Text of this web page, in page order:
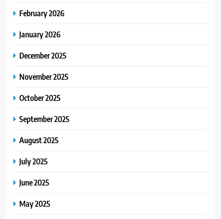
February 2026
January 2026
December 2025
November 2025
October 2025
September 2025
August 2025
July 2025
June 2025
May 2025